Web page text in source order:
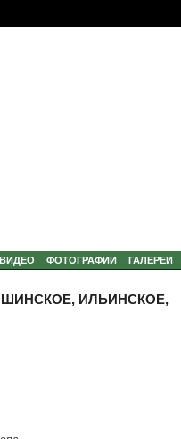
ВИДЕО ФОТОГРАФИИ ГАЛЕРЕИ
ИЛЬИНСКОЕ,